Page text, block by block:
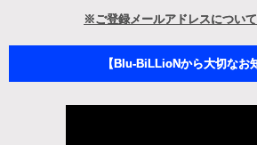
※ご登録メールアドレスについ
【Blu-BiLLioNから大切なお